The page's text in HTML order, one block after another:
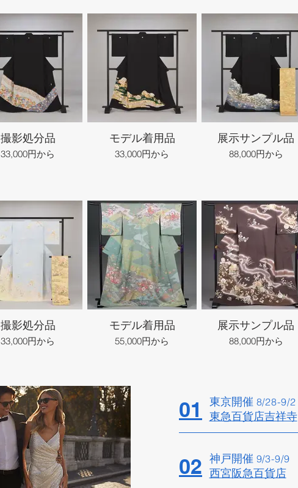
撮影処分品
33,000円から
モデル着用品
33,000円から
展示サンプル品
88,000円から
撮影処分品
33,000円から
モデル着用品
55,000円から
展示サンプル品
88,000円から
01 東京開催​ 8/28-9/2
東急百貨店吉祥寺​
02 神戸開催​ 9/3-9/9
西宮阪急百貨店